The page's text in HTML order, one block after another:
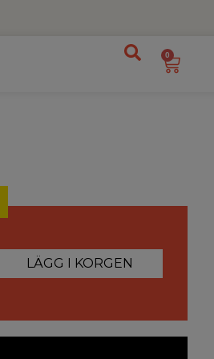
0
LÄGG I KORGEN